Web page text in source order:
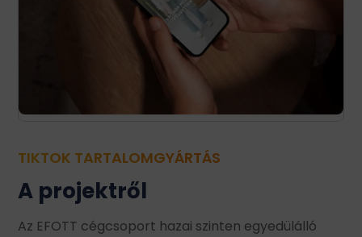
TIKTOK TARTALOMGYÁRTÁS
A projektről
Az EFOTT cégcsoport hazai szinten egyedülálló